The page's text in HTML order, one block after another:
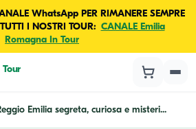
WhatsApp PER RIMANERE SEMPRE
I NOSTRI TOUR: CANALE Emilia
Romagna In Tour
Emilia segreta, curiosa e misteri...